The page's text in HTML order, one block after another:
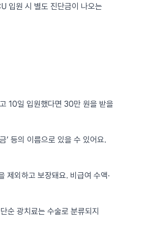
입원 시 별도 진단금이 나오는
10일 입원했다면 30만 원을 받을
’ 등의 이름으로 있을 수 있어요.
제외하고 보장돼요. 비급여 수액·
순 광치료는 수술로 분류되지